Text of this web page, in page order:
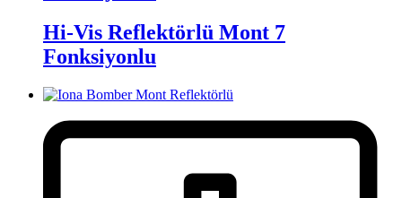
Hi-Vis Reflektörlü Mont 7
Fonksiyonlu